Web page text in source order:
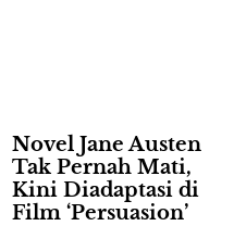
Novel Jane Austen
Tak Pernah Mati,
Kini Diadaptasi di
Film ‘Persuasion’